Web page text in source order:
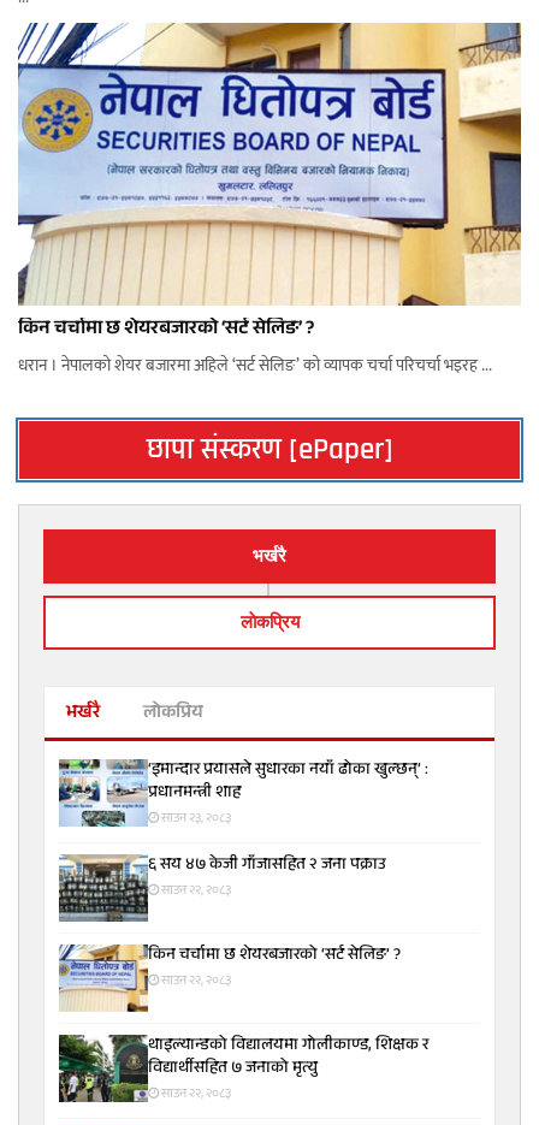
किन चर्चामा छ शेयरबजारको ‘सर्ट सेलिङ’ ?
धरान । नेपालको शेयर बजारमा अहिले ‘सर्ट सेलिङ’ को व्यापक चर्चा परिचर्चा भइरह ...
छापा संस्करण [ePaper]
भर्खरै
लाेकप्रिय
भर्खरै लोकप्रिय
‘इमान्दार प्रयासले सुधारका नयाँ ढोका खुल्छन्’ :
प्रधानमन्त्री शाह
साउन २३, २०८३
६ सय ४७ केजी गाँजासहित २ जना पक्राउ
साउन २२, २०८३
किन चर्चामा छ शेयरबजारको ‘सर्ट सेलिङ’ ?
साउन २२, २०८३
थाइल्यान्डको विद्यालयमा गोलीकाण्ड, शिक्षक र
विद्यार्थीसहित ७ जनाको मृत्यु
साउन २२, २०८३